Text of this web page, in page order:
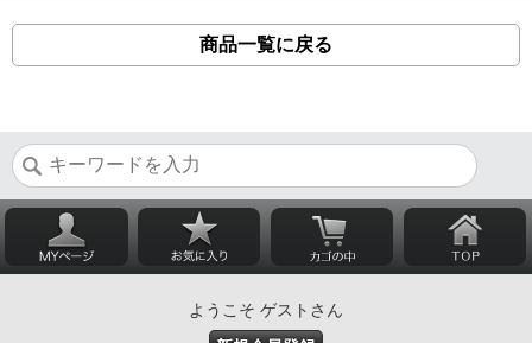
商品一覧に戻る
ようこそ ゲストさん